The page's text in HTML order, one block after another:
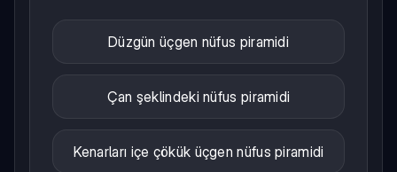
Düzgün üçgen nüfus piramidi
Çan şeklindeki nüfus piramidi
Kenarları içe çökük üçgen nüfus piramidi